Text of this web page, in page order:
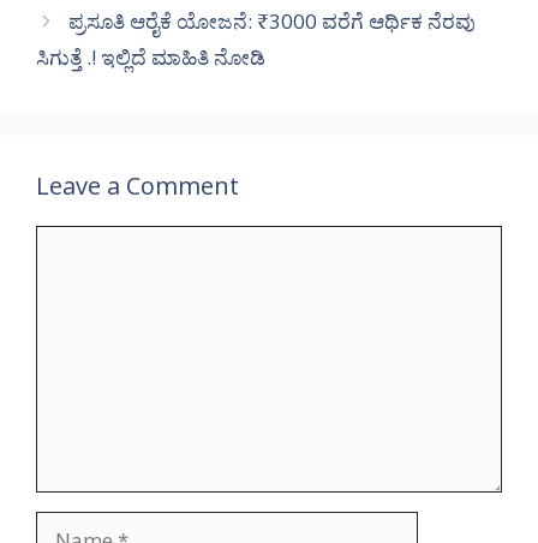
ಪ್ರಸೂತಿ ಆರೈಕೆ ಯೋಜನೆ: ₹3000 ವರೆಗೆ ಆರ್ಥಿಕ ನೆರವು
ಸಿಗುತ್ತೆ .! ಇಲ್ಲಿದೆ ಮಾಹಿತಿ ನೋಡಿ
Leave a Comment